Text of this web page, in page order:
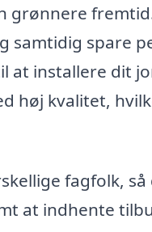
grønnere
samtidig spare
at installere dit
høj kvalitet,
fagfolk,
at indhente